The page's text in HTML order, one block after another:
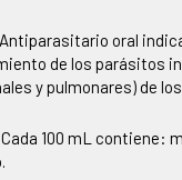
Antiparasitario oral
de los parásitos
y pulmonares) de
Cada 100 mL contiene: